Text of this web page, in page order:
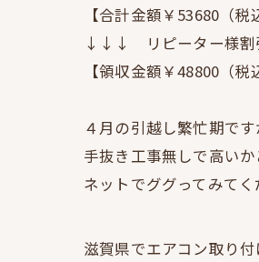
【合計金額￥53680（税
↓↓↓ リピーター様
【領収金額￥48800（税
４月の引越し繁忙期で
手抜き工事無しで高いか
ネットでググってみて
滋賀県でエアコン取り